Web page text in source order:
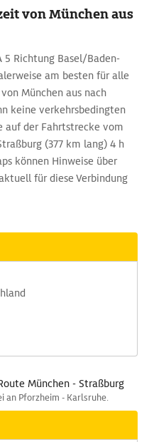
von München aus
5 Richtung Basel/Baden-
am besten für alle
München aus nach
keine verkehrsbedingten
auf der Fahrtstrecke vom
(377 km lang) 4 h
können Hinweise über
für diese Verbindung
München - Straßburg
an Pforzheim - Karlsruhe.